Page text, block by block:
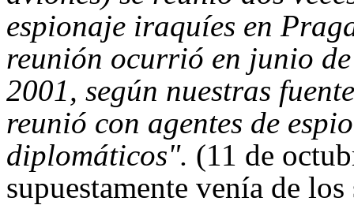
espionaje iraquíes en
reunión ocurrió en junio
2001, según nuestras
reunió con agentes de
diplomáticos". (11 de
supuestamente venía de